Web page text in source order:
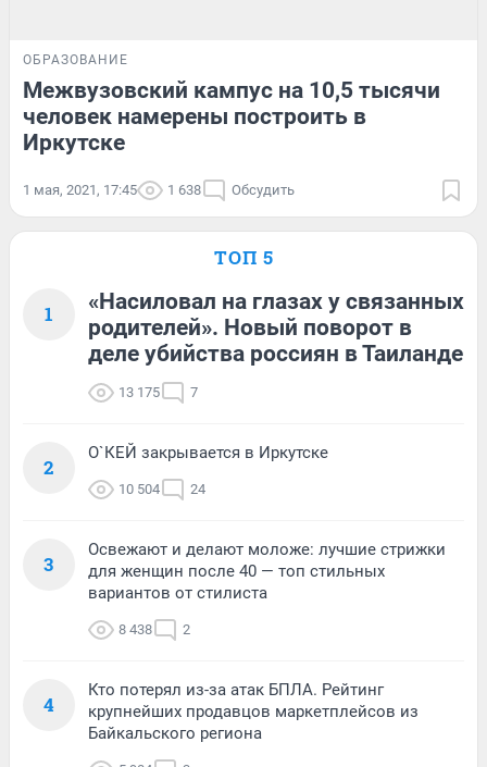
ОБРАЗОВАНИЕ
Межвузовский кампус на 10,5 тысячи
человек намерены построить в
Иркутске
1 мая, 2021, 17:45 1 638 Обсудить
ТОП 5
1
«Насиловал на глазах у связанных
родителей». Новый поворот в
деле убийства россиян в Таиланде
13 175 7
2
О`КЕЙ закрывается в Иркутске
10 504 24
3
Освежают и делают моложе: лучшие стрижки
для женщин после 40 — топ стильных
вариантов от стилиста
8 438 2
4
Кто потерял из-за атак БПЛА. Рейтинг
крупнейших продавцов маркетплейсов из
Байкальского региона